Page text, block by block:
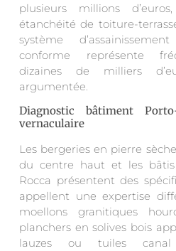
plusieurs millions
étanchéité de toiture-
système
conforme représente
dizaines de milliers
argumentée.
Diagnostic bâtiment
vernaculaire
Les bergeries en pierre
du centre haut et les bâtis
Rocca présentent des
appellent une expertise
moellons granitiques
planchers en solives bois
lauzes ou tuiles